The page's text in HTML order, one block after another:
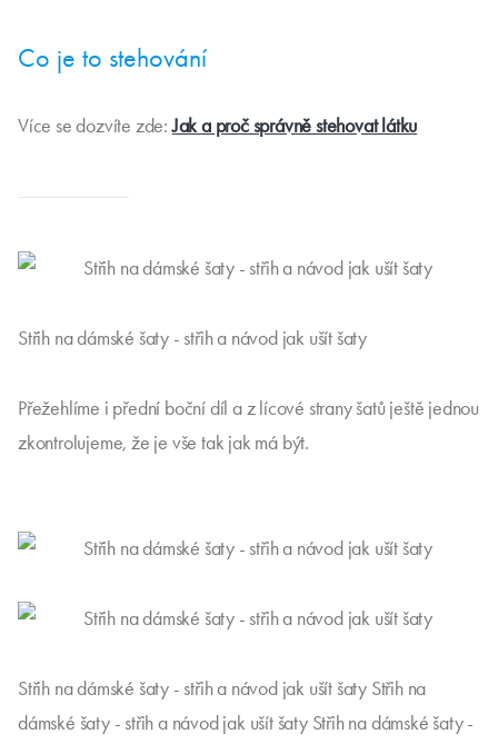
Co je to stehování
Více se dozvíte zde:Jak a proč správně stehovat látku
Střih na dámské šaty - střih a návod jak ušít šaty
Přežehlíme i přední boční díl a z lícové strany šatů ještě jednou
zkontrolujeme, že je vše tak jak má být.
Střih na dámské šaty - střih a návod jak ušít šaty Střih na
dámské šaty - střih a návod jak ušít šaty Střih na dámské šaty -